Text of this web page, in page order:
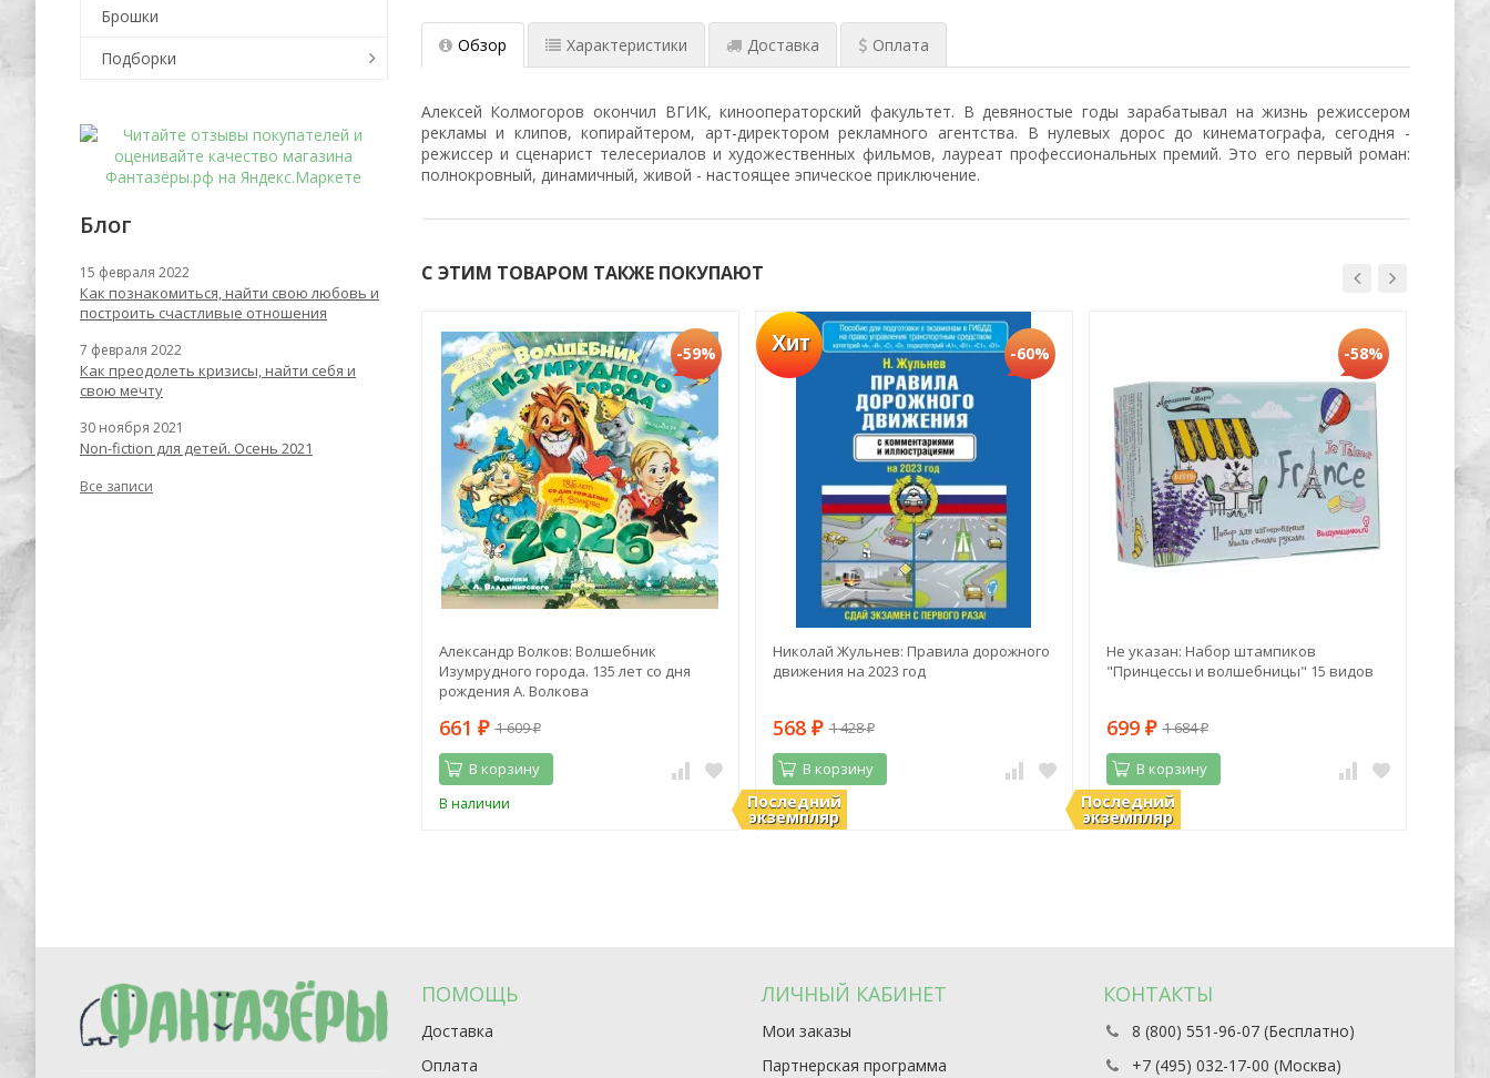
Обзор Характеристики Доставка Оплата
Алексей Колмогоров окончил ВГИК, кинооператорский факультет. В девяностые годы зарабатывал на жизнь режиссером
рекламы и клипов, копирайтером, арт-директором рекламного агентства. В нулевых дорос до кинематографа, сегодня -
режиссер и сценарист телесериалов и художественных фильмов, лауреат профессиональных премий. Это его первый роман:
полнокровный, динамичный, живой - настоящее эпическое приключение.
С ЭТИМ ТОВАРОМ ТАКЖЕ ПОКУПАЮТ
-55% -59%
Александр Волков: Волшебник
Изумрудного города. 135 лет со дня
рождения А. Волкова
661 ₽ 1 609₽
В корзину
В наличии
Хит
Последний
экземпляр
-60%
Николай Жульнев: Правила дорожного
движения на 2023 год
568 ₽ 1 428₽
В корзину
В наличии Последний
экземпляр
-58%
Не указан: Набор штампиков
"Принцессы и волшебницы" 15 видов
699 ₽ 1 684₽
В корзину
В наличии
401
Брошки
Подборки
Блог
15 февраля 2022
Как познакомиться, найти свою любовь и
построить счастливые отношения
7 февраля 2022
Как преодолеть кризисы, найти себя и
свою мечту
30 ноября 2021
Non-fiction для детей. Осень 2021
Все записи
ПОМОЩЬ
Доставка
Оплата
ЛИЧНЫЙ КАБИНЕТ
Мои заказы
Партнерская программа
КОНТАКТЫ
8 (800) 551-96-07 (Бесплатно)
+7 (495) 032-17-00 (Москва)